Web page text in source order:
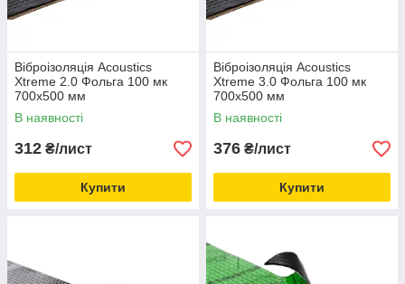
Віброізоляція Acoustics
Xtreme 2.0 Фольга 100 мк
700x500 мм
В наявності
312 ₴/лист
Купити
Віброізоляція Acoustics
Xtreme 3.0 Фольга 100 мк
700x500 мм
В наявності
376 ₴/лист
Купити